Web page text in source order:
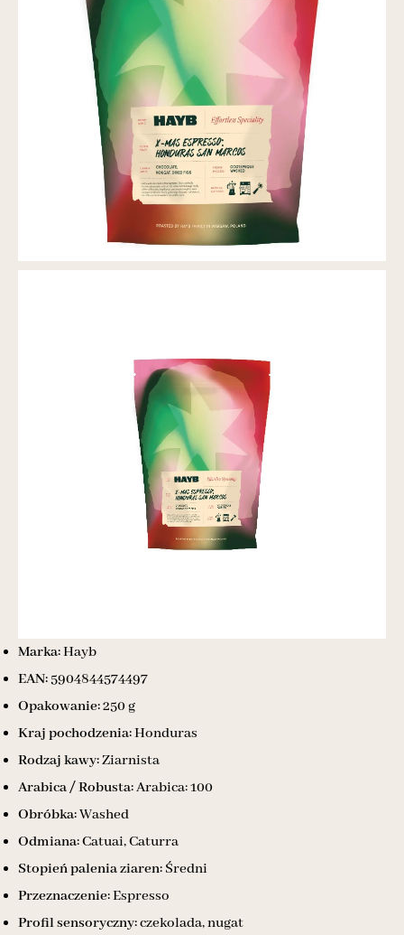
Marka:Hayb
EAN:5904844574497
Opakowanie:250 g
Kraj pochodzenia:Honduras
Rodzaj kawy:Ziarnista
Arabica / Robusta:Arabica: 100
Obróbka:Washed
Odmiana:Catuai, Caturra
Stopień palenia ziaren: Średni
Przeznaczenie:Espresso
Profil sensoryczny:czekolada, nugat